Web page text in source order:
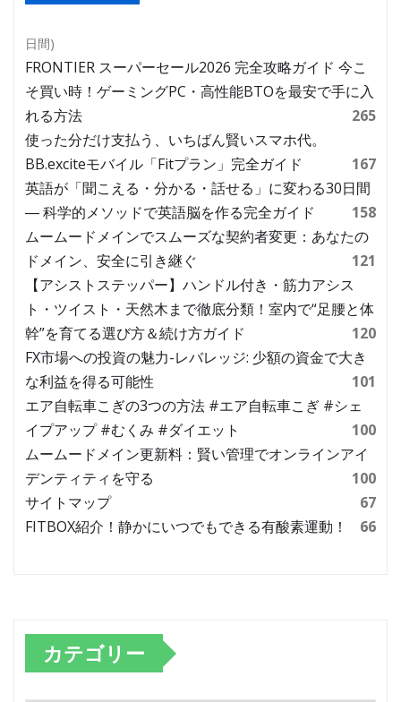
日間)
FRONTIER スーパーセール2026 完全攻略ガイド 今こ
そ買い時！ゲーミングPC・高性能BTOを最安で手に入
れる方法
265
使った分だけ支払う、いちばん賢いスマホ代。
BB.exciteモバイル「Fitプラン」完全ガイド
167
英語が「聞こえる・分かる・話せる」に変わる30日間
― 科学的メソッドで英語脳を作る完全ガイド
158
ムームードメインでスムーズな契約者変更：あなたの
ドメイン、安全に引き継ぐ
121
【アシストステッパー】ハンドル付き・筋力アシス
ト・ツイスト・天然木まで徹底分類！室内で“足腰と体
幹”を育てる選び方＆続け方ガイド
120
FX市場への投資の魅力-レバレッジ: 少額の資金で大き
な利益を得る可能性
101
エア自転車こぎの3つの方法 #エア自転車こぎ #シェ
イプアップ #むくみ #ダイエット
100
ムームードメイン更新料：賢い管理でオンラインアイ
デンティティを守る
100
サイトマップ
67
FITBOX紹介！静かにいつでもできる有酸素運動！
66
カテゴリー